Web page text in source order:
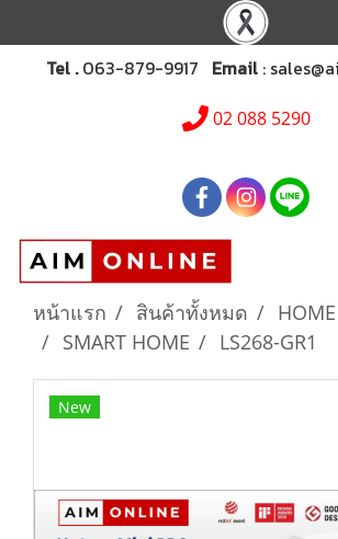
Tel .063-879-9917 Email :
02 088 5290
หน้าแรก สินค้าทั้งหมด
SMART HOME
LS268-GR1
New